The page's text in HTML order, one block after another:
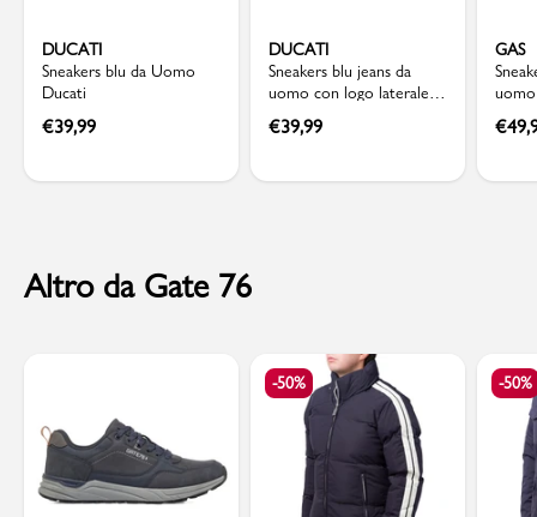
DUCATI
Sneakers blu da Uomo
Ducati
€39,99
DUCATI
Sneakers blu jeans da
uomo con logo laterale
Ducati
€39,99
GAS
Gas
€
Altro da Gate 76
-50% -50%